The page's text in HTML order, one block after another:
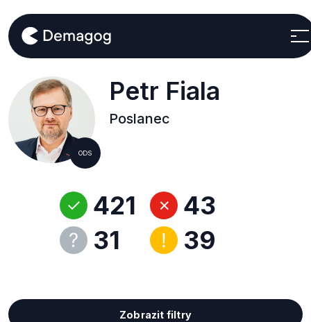
ODS
Petr Fiala
Poslanec
421
31
43
39
Zobrazit filtry